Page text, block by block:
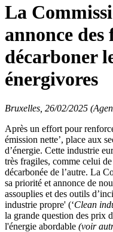
La
annonce
décarboner
énergivores
Bruxelles, 26/02/2025
Après un effort pour
émission nette’, place aux
d’énergie. Cette industrie
très fragiles, comme celui
décarbonée de l’autre. La
sa priorité et annonce de
assouplies et des outils
industrie propre' (‘Clean
la grande question des prix
l'énergie abordable (voir